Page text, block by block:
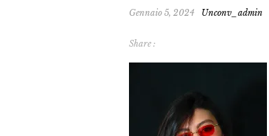
Gennaio 5, 2024 Unconv_admin
Share :